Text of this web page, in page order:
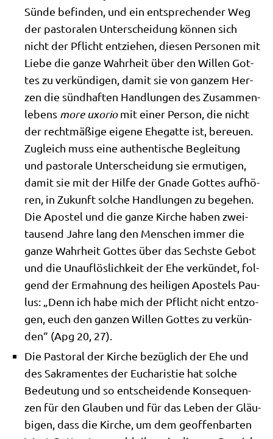
Sün­de befin­den, und ein ent­spre­chen­der Weg
der pasto­ra­len Unter­schei­dung kön­nen sich
nicht der Pflicht ent­zie­hen, die­sen Per­so­nen mit
Lie­be die gan­ze Wahr­heit über den Wil­len Got­
tes zu ver­kün­di­gen, damit sie von gan­zem Her­
zen die sünd­haf­ten Hand­lun­gen des Zusam­men­
le­bens more uxoriomit einer Per­son, die nicht
der recht­mä­ßi­ge eige­ne Ehe­gat­te ist, bereu­en.
Zugleich muss eine authen­ti­sche Beglei­tung
und pasto­ra­le Unter­schei­dung sie ermu­ti­gen,
damit sie mit der Hil­fe der Gna­de Got­tes auf­hö­
ren, in Zukunft sol­che Hand­lun­gen zu bege­hen.
Die Apo­stel und die gan­ze Kir­che haben zwei­
tau­send Jah­re lang den Men­schen immer die
gan­ze Wahr­heit Got­tes über das Sech­ste Gebot
und die Unauf­lös­lich­keit der Ehe ver­kün­det, fol­
gend der Ermah­nung des hei­li­gen Apo­stels Pau­
lus: „Denn ich habe mich der Pflicht nicht ent­zo­
gen, euch den gan­zen Wil­len Got­tes zu ver­kün­
den“ (Apg 20, 27).
Die Pasto­ral der Kir­che bezüg­lich der Ehe und
des Sakra­men­tes der Eucha­ri­stie hat sol­che
Bedeu­tung und so ent­schei­den­de Kon­se­quen­
zen für den Glau­ben und für das Leben der Gläu­
bi­gen, dass die Kir­che, um dem geof­fen­bar­ten